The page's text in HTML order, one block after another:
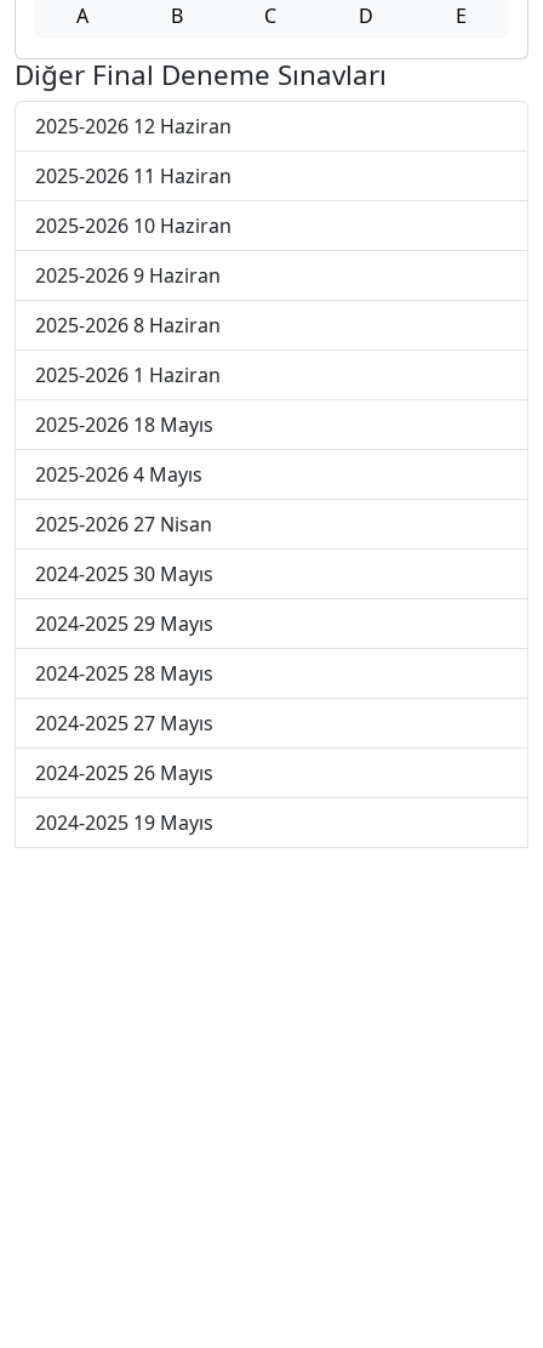
A B C D E
Diğer Final Deneme Sınavları
2025-2026 12 Haziran
2025-2026 11 Haziran
2025-2026 10 Haziran
2025-2026 9 Haziran
2025-2026 8 Haziran
2025-2026 1 Haziran
2025-2026 18 Mayıs
2025-2026 4 Mayıs
2025-2026 27 Nisan
2024-2025 30 Mayıs
2024-2025 29 Mayıs
2024-2025 28 Mayıs
2024-2025 27 Mayıs
2024-2025 26 Mayıs
2024-2025 19 Mayıs